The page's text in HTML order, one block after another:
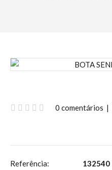
0 comentários |
Referência:
132540